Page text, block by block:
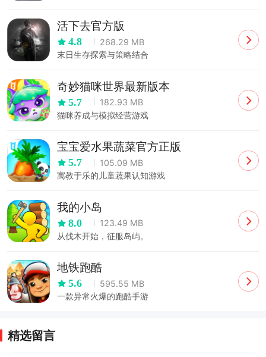
活下去官方版
4.8
268.29 MB
末日生存探索与策略结合
奇妙猫咪世界最新版本
5.7
182.93 MB
猫咪养成与模拟经营游戏
宝宝爱水果蔬菜官方正版
5.7
105.09 MB
寓教于乐的儿童蔬果认知游戏
我的小岛
8.0
123.49 MB
从伐木开始，征服岛屿。
地铁跑酷
5.6
595.55 MB
一款异常火爆的跑酷手游
精选留言